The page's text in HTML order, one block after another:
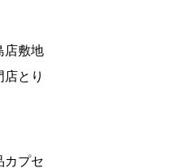
店敷地
とり
カプセ